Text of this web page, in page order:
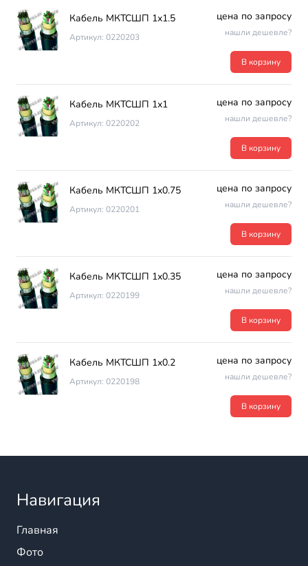
Кабель МКТСШП 1х1.5
Артикул: 0220203
цена по запросу
нашли дешевле?
В корзину
Кабель МКТСШП 1х1
Артикул: 0220202
цена по запросу
нашли дешевле?
В корзину
Кабель МКТСШП 1х0.75
Артикул: 0220201
цена по запросу
нашли дешевле?
В корзину
Кабель МКТСШП 1х0.35
Артикул: 0220199
цена по запросу
нашли дешевле?
В корзину
Кабель МКТСШП 1х0.2
Артикул: 0220198
цена по запросу
нашли дешевле?
В корзину
Навигация
Главная
Фото